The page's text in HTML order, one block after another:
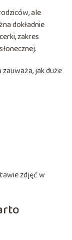
ale
dokładnie
zakres
jak duże
zdjęć w